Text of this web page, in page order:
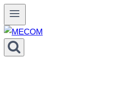
Skip
to
content